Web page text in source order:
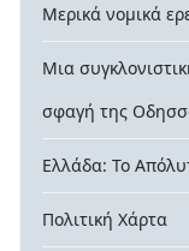
Μερικά νομικά
Μια
σφαγή της
Ελλάδα: Το
Πολιτική Χάρτα